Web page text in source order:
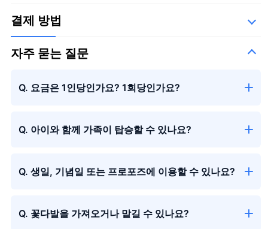
시즌의 꽃다발
결제 방법
자주 묻는 질문
Q. 요금은 1인당인가요? 1회당인가요?
Q. 아이와 함께 가족이 탑승할 수 있나요?
Q. 생일, 기념일 또는 프로포즈에 이용할 수 있나요?
Q. 꽃다발을 가져오거나 맡길 수 있나요?